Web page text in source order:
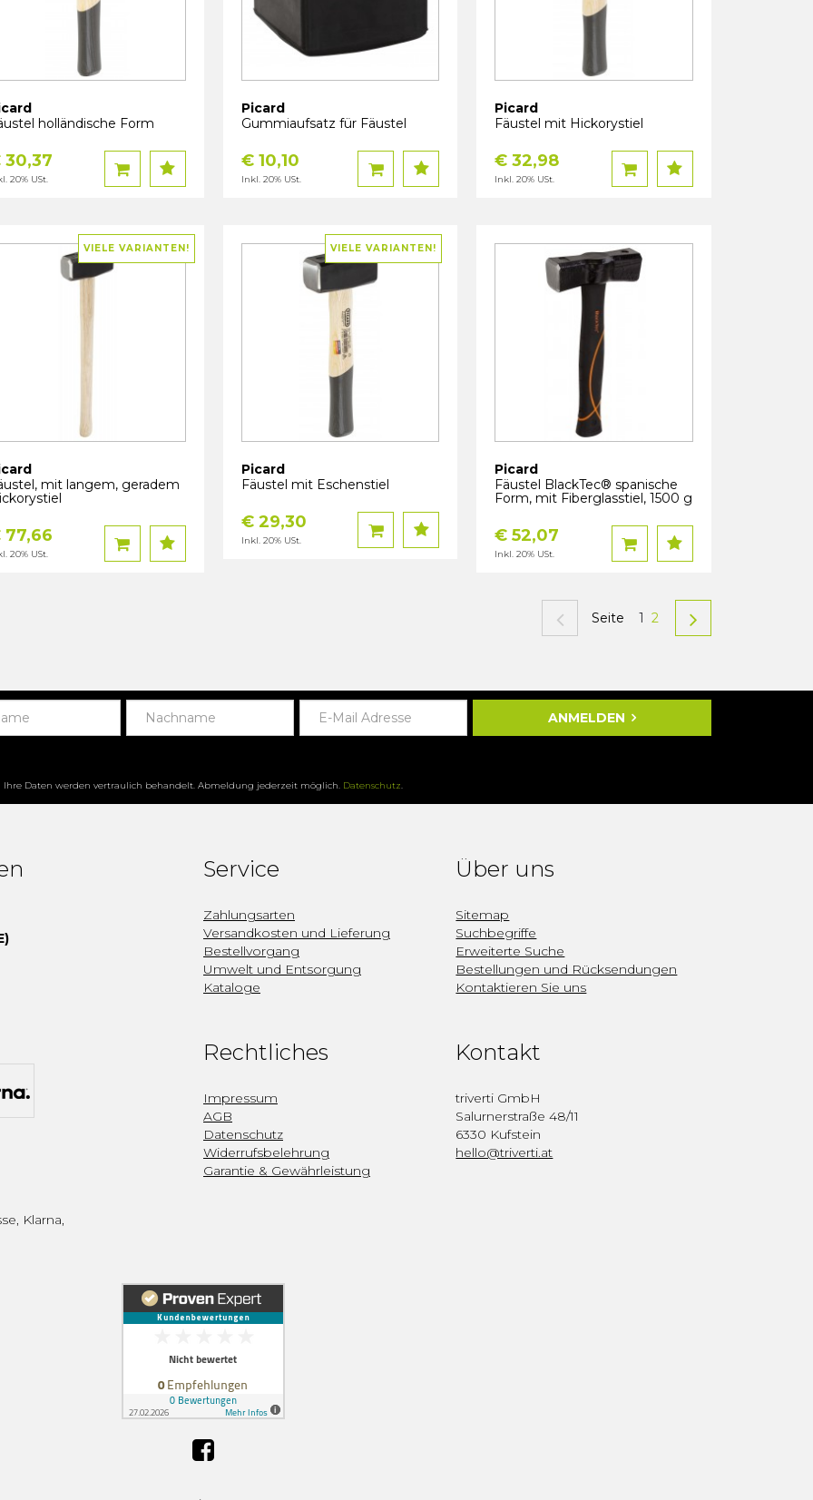
holländische Form
30,37
20% USt.
Picard
Gummiaufsatz für Fäustel
€ 10,10
Inkl. 20% USt.
Picard
Fäustel mit Hickorystiel
€ 32,98
Inkl. 20% USt.
mit langem, geradem
77,66
20% USt.
VIELE VARIANTEN!
Picard
Fäustel mit Eschenstiel
€ 29,30
Inkl. 20% USt.
VIELE VARIANTEN!
Picard
Fäustel BlackTec® spanische
Form, mit Fiberglasstiel, 1500 g
€ 52,07
Inkl. 20% USt.
Seite 1 2
ANMELDEN
Ihre Daten werden vertraulich behandelt. Abmeldung jederzeit möglich. Datenschutz.
Klarna,
Service
Zahlungsarten
Versandkosten und Lieferung
Bestellvorgang
Umwelt und Entsorgung
Kataloge
Über uns
Sitemap
Suchbegriffe
Erweiterte Suche
Bestellungen und Rücksendungen
Kontaktieren Sie uns
Rechtliches
Impressum
AGB
Datenschutz
Widerrufsbelehrung
Garantie & Gewährleistung
Kontakt
triverti GmbH
Salurnerstraße 48/11
6330 Kufstein
hello@triverti.at